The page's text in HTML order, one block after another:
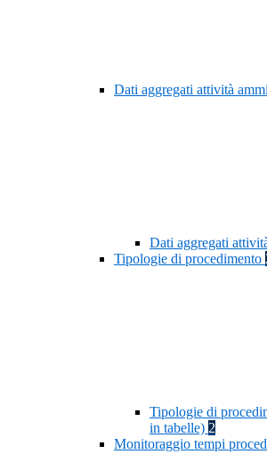
Dati aggregati attività
Dati aggregati
Tipologie di procedimento
Tipologie di
in tabelle) 2
Monitoraggio tempi